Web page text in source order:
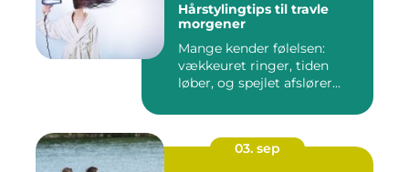
Hårstylingtips til travle
morgener
Mange kender følelsen:
vækkeuret ringer, tiden
løber, og spejlet afslører...
03. sep